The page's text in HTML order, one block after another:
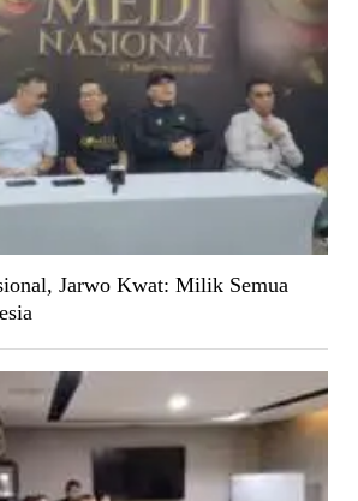
Jarwo Kwat: Milik Semua